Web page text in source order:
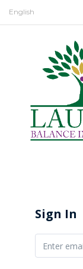
English
Sign In